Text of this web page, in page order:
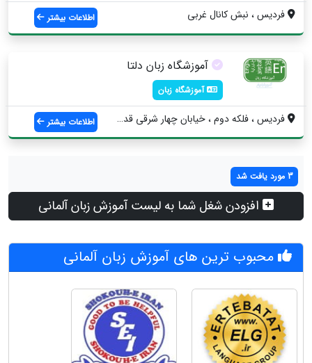
فردیس ، نبش کانال غربی اطلاعات بیشتر
آموزشگاه زبان دلتا
آموزشگاه زبان
فردیس ، فلکه دوم ، خیابان چهار شرقی قدیم... اطلاعات بیشتر
3 مورد یافت شد
افزودن شغل شما به لیست آموزش زبان آلمانی
محبوب ترین های آموزش زبان آلمانی